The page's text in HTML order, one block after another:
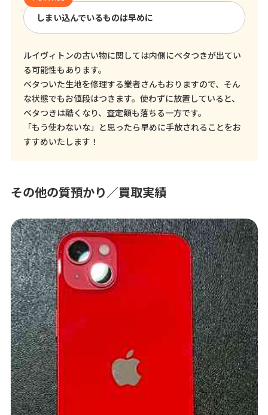
しまい込んでいるものは早めに
ルイヴィトンの古い物に関しては内側にベタつきが出てい
る可能性もあります。
ベタついた生地を修理する業者さんもおりますので、そん
な状態でもお値段はつきます。使わずに放置していると、
ベタつきは酷くなり、査定額も落ちる一方です。
「もう使わないな」と思ったら早めに手放されることをお
すすめいたします！
その他の質預かり／買取実績